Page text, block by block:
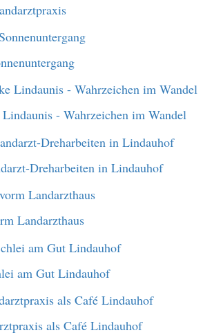
- Wahrzeichen im Wandel
Dreharbeiten in Lindauhof
Landarzthaus
am Gut Lindauhof
als Café Lindauhof